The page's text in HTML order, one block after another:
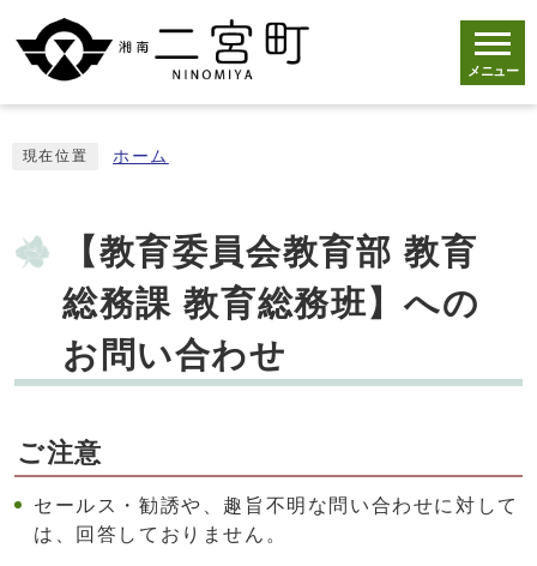
メニュー
現在位置 ホーム
【教育委員会教育部 教育
総務課 教育総務班】への
お問い合わせ
ご注意
セールス・勧誘や、趣旨不明な問い合わせに対して
は、回答しておりません。